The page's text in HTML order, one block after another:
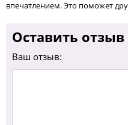
впечатлением. Это поможет
Оставить отзыв
Ваш отзыв: